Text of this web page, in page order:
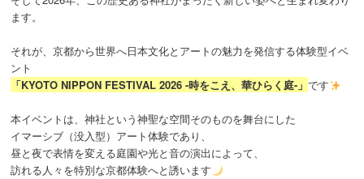
ます。
それが、京都から世界へ日本文化とアートの魅力を発信する体験型イベ
ント
「KYOTO NIPPON FESTIVAL 2026 -時をこえ、華ひらく庭-」です
本イベントは、神社という神聖な空間そのものを舞台にした
イマーシブ（没入型）アート体験であり、
昼と夜で表情を変える庭園や光と音の演出によって、
訪れる人々を特別な京都体験へと誘います